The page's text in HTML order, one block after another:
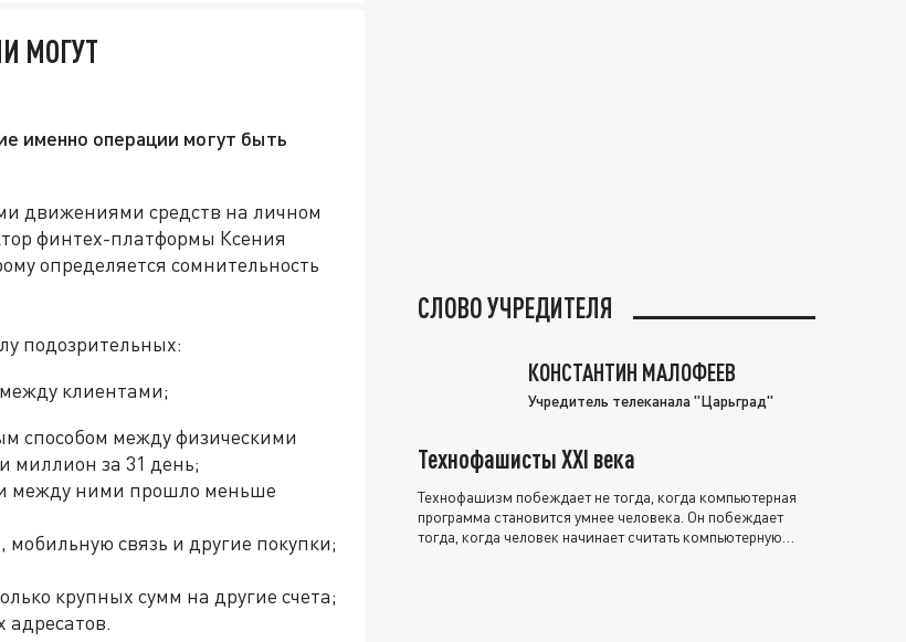
МОГУТ
именно операции могут быть
движениями средств на личном
финтех-платформы Ксения
определяется сомнительность
подозрительных:
клиентами;
способом между физическими
миллион за 31 день;
между ними прошло меньше
мобильную связь и другие покупки;
крупных сумм на другие счета;
адресатов.
СЛОВО УЧРЕДИТЕЛЯ
КОНСТАНТИН МАЛОФЕЕВ
Учредитель телеканала "Царьград"
Технофашисты XXI века
Технофашизм побеждает не тогда, когда компьютерная
программа становится умнее человека. Он побеждает
тогда, когда человек начинает считать компьютерную